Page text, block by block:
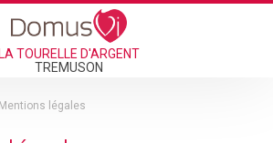
LA TOURELLE D'ARGENT
TREMUSON
Mentions légales